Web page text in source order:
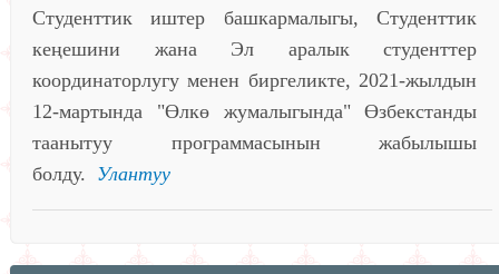
Студенттик иштер башкармалыгы, Студенттик
кеңешини жана Эл аралык студенттер
координаторлугу менен биргеликте, 2021-жылдын
12-мартында "Өлкө жумалыгында" Өзбекстанды
таанытуу программасынын жабылышы
болду. Улантуу